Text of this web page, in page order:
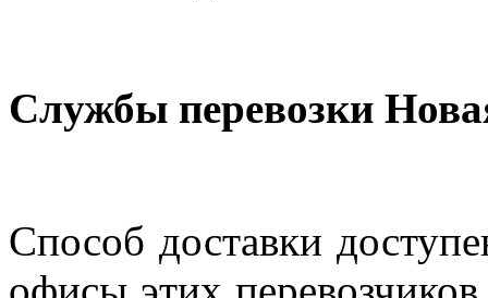
Службы перевозки
Способ доставки